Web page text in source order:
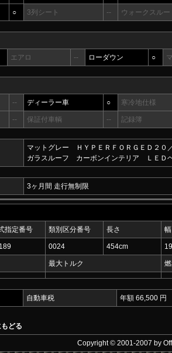
○ 3列シート -- ウォークスルー
エアロ -- ローダウン ○
-- ディーラー車 ○ 寒冷地仕様
-- 保証付車輌 -- 記録簿
マットグレー ＨＹＰＥＲＦＯＲＧＥＤ
ガラスルーフ カーボンインテリア ＬＥＤ
3ヶ月間 走行無制限
指定番号 類別区分番号 長さ 幅
0024 454cm
最大トルク
自動車税 年額 66,500 円
どる
Copyright © 2001-2007 by